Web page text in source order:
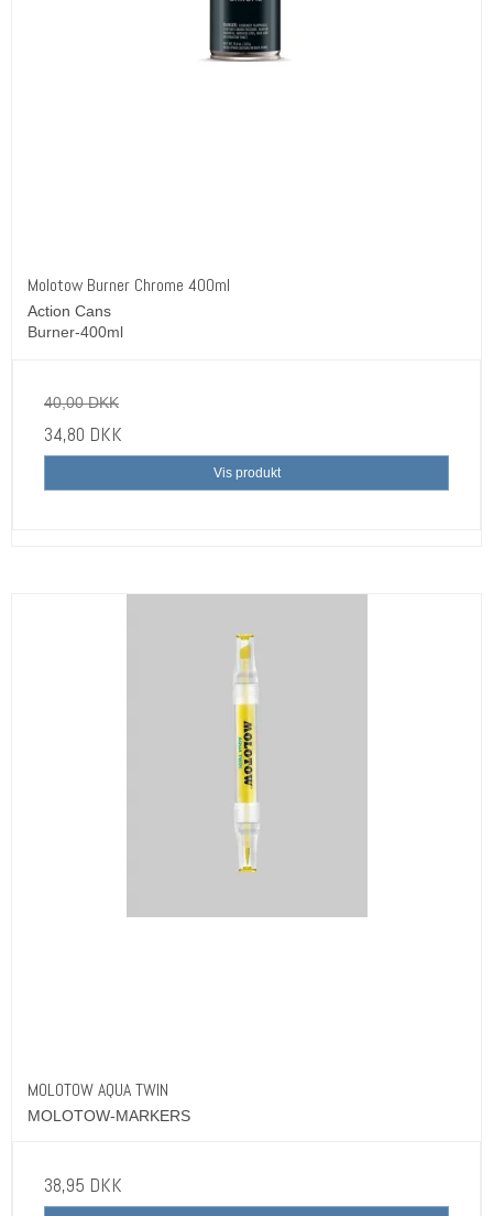
Molotow Burner Chrome 400ml
Action Cans
Burner-400ml
40,00 DKK
34,80 DKK
Vis produkt
MOLOTOW AQUA TWIN
MOLOTOW-MARKERS
38,95 DKK